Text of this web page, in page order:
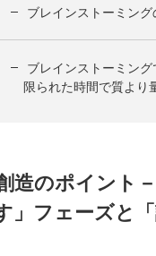
ブレインストーミン
ブレインストーミング
限られた時間で質より
造のポイント
」フェーズと